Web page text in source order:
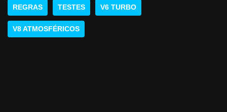
REGRAS TESTES V6 TURBO
V8 ATMOSFÉRICOS